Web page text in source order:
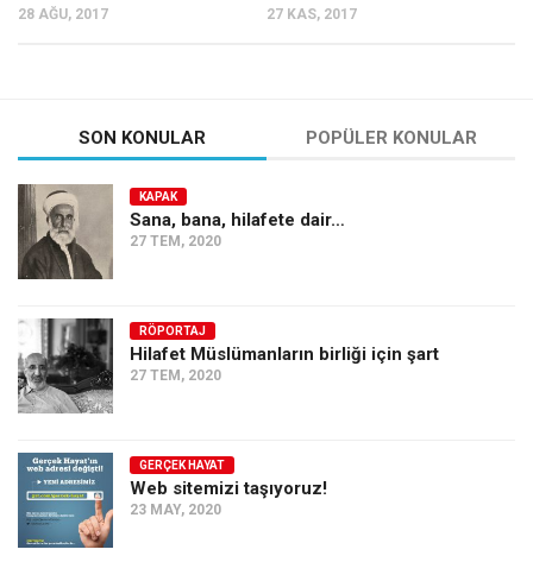
28 AĞU, 2017 27 KAS, 2017
SON KONULAR POPÜLER KONULAR
KAPAK
Sana, bana, hilafete dair…
27 TEM, 2020
RÖPORTAJ
Hilafet Müslümanların birliği için şart
27 TEM, 2020
GERÇEK HAYAT
Web sitemizi taşıyoruz!
23 MAY, 2020